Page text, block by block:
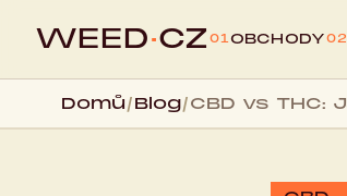
WEED·CZ 01OBCHODY02
Domů/Blog/